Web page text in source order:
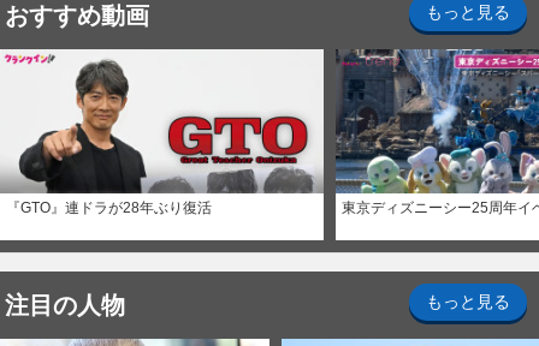
おすすめ動画 もっと見る
『GTO』連ドラが28年ぶり復活 東京ディズニーシー25周年イ
注目の人物 もっと見る